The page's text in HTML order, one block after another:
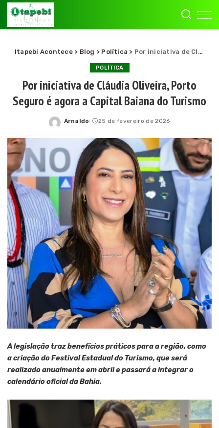
Itapebi Acontece> Blog > Política > Por iniciativa de Cláudia Oliveira, Porto Seguro é agora a Capital Baiana do Turismo
POLÍTICA
Por iniciativa de Cláudia Oliveira, Porto
Seguro é agora a Capital Baiana do Turismo
Posted
Arnaldo 25 de fevereiro de 2026
A legislação traz benefícios práticos para a região, como
a criação do Festival Estadual do Turismo, que será
realizado anualmente em abril e passará a integrar o
calendário oficial da Bahia.